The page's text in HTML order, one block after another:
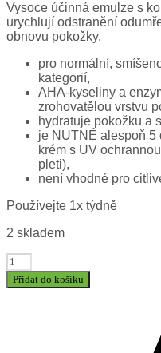
Vysoce účinná emulze s
urychlují odstranění
obnovu pokožky.
pro normální,
kategorií,
AHA-kyseliny a
zrohovatělou vrstvu
hydratuje pokožku a
je NUTNÉ alespoň 5
krém s UV
pleti),
není vhodné pro
Používejte 1x týdně
2 skladem
Množství
Přidat do košíku